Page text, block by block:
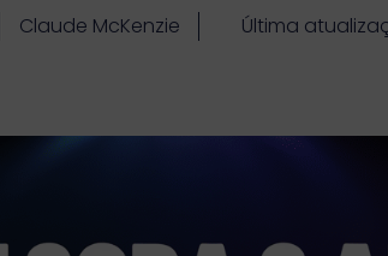
Claude McKenzie Última